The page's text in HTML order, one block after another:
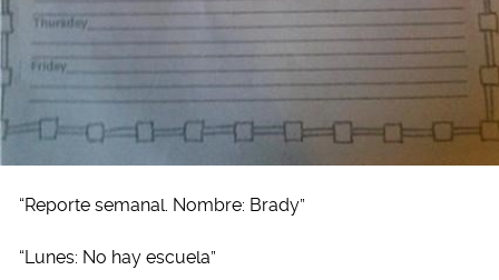
“Reporte semanal. Nombre: Brady”
“Lunes: No hay escuela”